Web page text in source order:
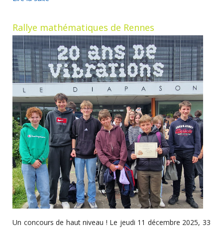
Rallye mathématiques de Rennes
Un concours de haut niveau ! Le jeudi 11 décembre 2025, 33